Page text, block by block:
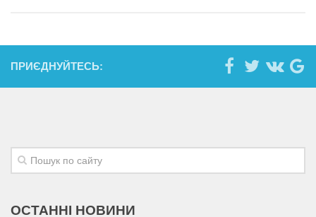
ПРИЄДНУЙТЕСЬ:
ОСТАННІ НОВИНИ